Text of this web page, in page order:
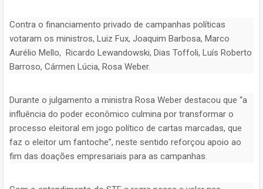
Contra o financiamento privado de campanhas políticas
votaram os ministros, Luiz Fux, Joaquim Barbosa, Marco
Aurélio Mello, Ricardo Lewandowski, Dias Toffoli, Luís Roberto
Barroso, Cármen Lúcia, Rosa Weber.
Durante o julgamento a ministra Rosa Weber destacou que “a
influência do poder econômico culmina por transformar o
processo eleitoral em jogo político de cartas marcadas, que
faz o eleitor um fantoche”, neste sentido reforçou apoio ao
fim das doações empresariais para as campanhas.